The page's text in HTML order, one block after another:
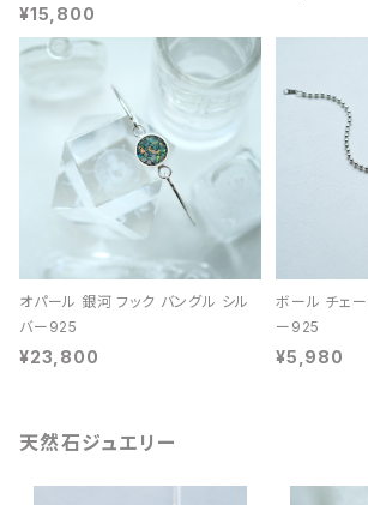
¥15,800
オパール 銀河 フック バングル シル
バー925
¥23,800
ボール チェ
ー925
¥5,980
天然石ジュエリー